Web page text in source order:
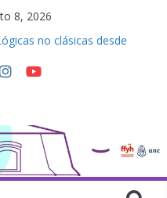
8, 2026
no clásicas desde
“Debates Actuales en
juzgar, sentir”
Finales | Agosto